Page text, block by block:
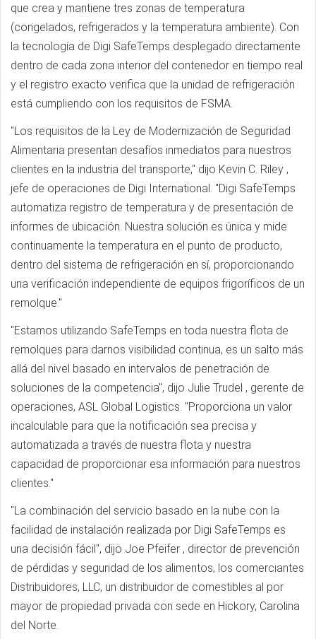
que crea y mantiene tres zonas de temperatura
(congelados, refrigerados y la temperatura ambiente). Con
la tecnología de Digi SafeTemps desplegado directamente
dentro de cada zona interior del contenedor en tiempo real
y el registro exacto verifica que la unidad de refrigeración
está cumpliendo con los requisitos de FSMA.
"Los requisitos de la Ley de Modernización de Seguridad
Alimentaria presentan desafíos inmediatos para nuestros
clientes en la industria del transporte," dijo Kevin C. Riley ,
jefe de operaciones de Digi International. "Digi SafeTemps
automatiza registro de temperatura y de presentación de
informes de ubicación. Nuestra solución es única y mide
continuamente la temperatura en el punto de producto,
dentro del sistema de refrigeración en sí, proporcionando
una verificación independiente de equipos frigoríficos de un
remolque."
"Estamos utilizando SafeTemps en toda nuestra flota de
remolques para darnos visibilidad continua, es un salto más
allá del nivel basado en intervalos de penetración de
soluciones de la competencia", dijo Julie Trudel , gerente de
operaciones, ASL Global Logistics. "Proporciona un valor
incalculable para que la notificación sea precisa y
automatizada a través de nuestra flota y nuestra
capacidad de proporcionar esa información para nuestros
clientes."
"La combinación del servicio basado en la nube con la
facilidad de instalación realizada por Digi SafeTemps es
una decisión fácil", dijo Joe Pfeifer , director de prevención
de pérdidas y seguridad de los alimentos, los comerciantes
Distribuidores, LLC, un distribuidor de comestibles al por
mayor de propiedad privada con sede en Hickory, Carolina
del Norte.